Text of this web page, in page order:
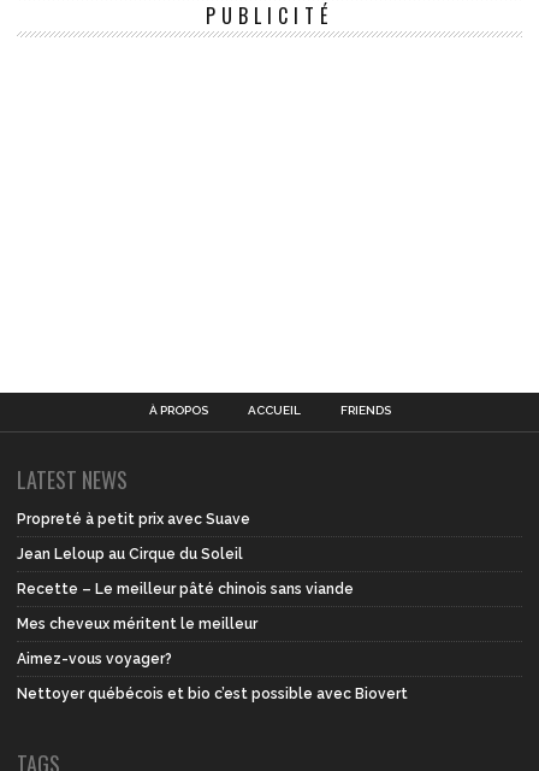
PUBLICITÉ
À PROPOS ACCUEIL FRIENDS
LATEST NEWS
Propreté à petit prix avec Suave
Jean Leloup au Cirque du Soleil
Recette – Le meilleur pâté chinois sans viande
Mes cheveux méritent le meilleur
Aimez-vous voyager?
Nettoyer québécois et bio c’est possible avec Biovert
TAGS